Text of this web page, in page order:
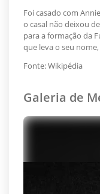
Foi casado com
o casal não deixou
para a formação da
que leva o seu nome,
Fonte: Wikipédia
Galeria de